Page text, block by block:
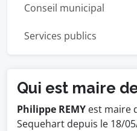
Conseil municipal
Services publics
Qui est maire
Philippe REMY est maire
Sequehart depuis le 18/